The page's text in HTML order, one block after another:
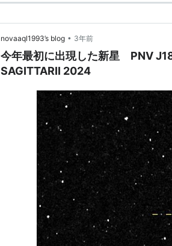
novaaql1993’s blog • 3年前
今年最初に出現した新星 PNV
SAGITTARII 2024